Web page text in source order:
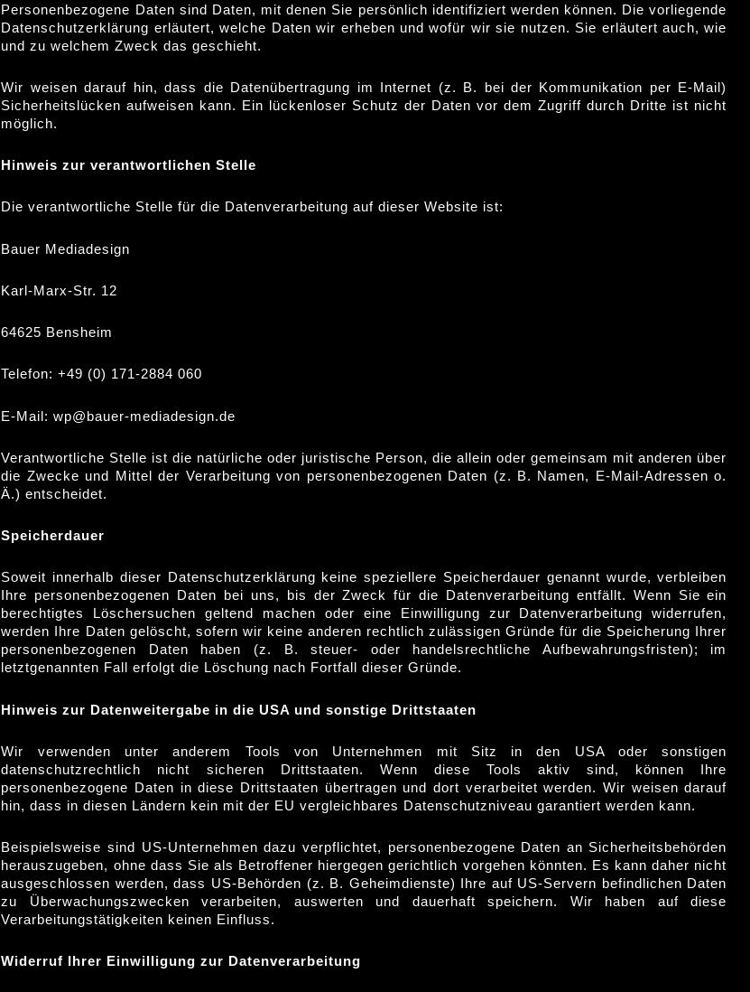
Personenbezogene Daten sind Daten, mit denen Sie persönlich identifiziert werden können. Die vorliegende
Datenschutzerklärung erläutert, welche Daten wir erheben und wofür wir sie nutzen. Sie erläutert auch, wie
und zu welchem Zweck das geschieht.
Wir weisen darauf hin, dass die Datenübertragung im Internet (z. B. bei der Kommunikation per E-Mail)
Sicherheitslücken aufweisen kann. Ein lückenloser Schutz der Daten vor dem Zugriff durch Dritte ist nicht
möglich.
Hinweis zur verantwortlichen Stelle
Die verantwortliche Stelle für die Datenverarbeitung auf dieser Website ist:
Bauer Mediadesign
Karl-Marx-Str. 12
64625 Bensheim
Telefon: +49 (0) 171-2884 060
E-Mail: wp@bauer-mediadesign.de
Verantwortliche Stelle ist die natürliche oder juristische Person, die allein oder gemeinsam mit anderen über
die Zwecke und Mittel der Verarbeitung von personenbezogenen Daten (z. B. Namen, E-Mail-Adressen o.
Ä.) entscheidet.
Speicherdauer
Soweit innerhalb dieser Datenschutzerklärung keine speziellere Speicherdauer genannt wurde, verbleiben
Ihre personenbezogenen Daten bei uns, bis der Zweck für die Datenverarbeitung entfällt. Wenn Sie ein
berechtigtes Löschersuchen geltend machen oder eine Einwilligung zur Datenverarbeitung widerrufen,
werden Ihre Daten gelöscht, sofern wir keine anderen rechtlich zulässigen Gründe für die Speicherung Ihrer
personenbezogenen Daten haben (z. B. steuer- oder handelsrechtliche Aufbewahrungsfristen); im
letztgenannten Fall erfolgt die Löschung nach Fortfall dieser Gründe.
Hinweis zur Datenweitergabe in die USA und sonstige Drittstaaten
Wir verwenden unter anderem Tools von Unternehmen mit Sitz in den USA oder sonstigen
datenschutzrechtlich nicht sicheren Drittstaaten. Wenn diese Tools aktiv sind, können Ihre
personenbezogene Daten in diese Drittstaaten übertragen und dort verarbeitet werden. Wir weisen darauf
hin, dass in diesen Ländern kein mit der EU vergleichbares Datenschutzniveau garantiert werden kann.
Beispielsweise sind US-Unternehmen dazu verpflichtet, personenbezogene Daten an Sicherheitsbehörden
herauszugeben, ohne dass Sie als Betroffener hiergegen gerichtlich vorgehen könnten. Es kann daher nicht
ausgeschlossen werden, dass US-Behörden (z. B. Geheimdienste) Ihre auf US-Servern befindlichen Daten
zu Überwachungszwecken verarbeiten, auswerten und dauerhaft speichern. Wir haben auf diese
Verarbeitungstätigkeiten keinen Einfluss.
Widerruf Ihrer Einwilligung zur Datenverarbeitung